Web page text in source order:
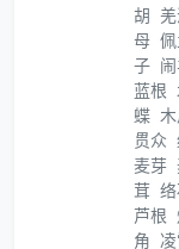
胡
母
子
蓝根
蝶
贯众
麦芽
茸
芦根
角